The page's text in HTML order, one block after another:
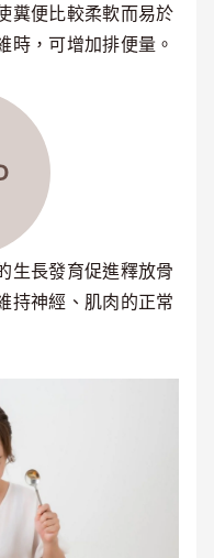
糞便比較柔軟而易於
時，可增加排便量。
生長發育促進釋放骨
持神經、肌肉的正常